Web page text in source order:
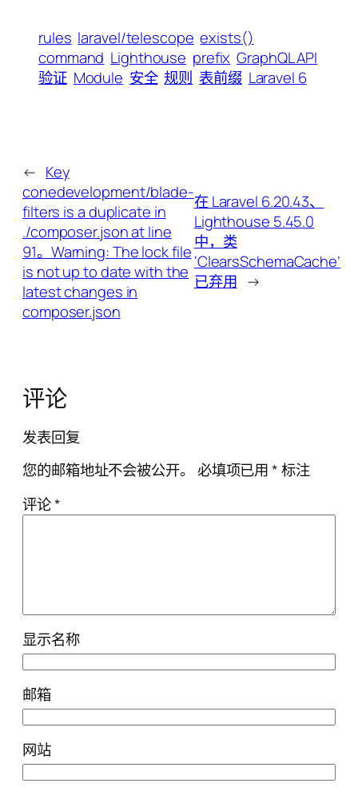
rules laravel/telescope exists()
command Lighthouse prefix GraphQL API
验证 Module 安全 规则 表前缀 Laravel 6
← Key
conedevelopment/blade-
filters is a duplicate in
./composer.json at line
91。Warning: The lock file
is not up to date with the
latest changes in
composer.json
在 Laravel 6.20.43、
Lighthouse 5.45.0
中，类
‘ClearsSchemaCache’
已弃用 →
评论
发表回复
您的邮箱地址不会被公开。 必填项已用*标注
评论*
显示名称
邮箱
网站